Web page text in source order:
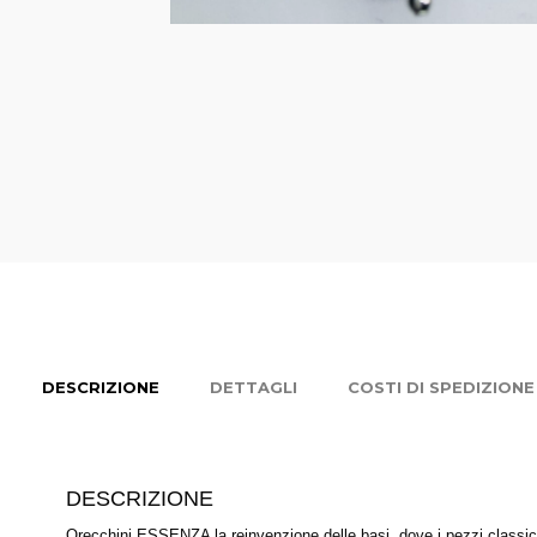
DESCRIZIONE DETTAGLI COSTI DI SPEDIZIONE
DESCRIZIONE